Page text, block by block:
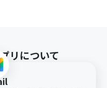
リについて